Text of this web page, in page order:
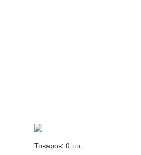
Товаров: 0 шт.